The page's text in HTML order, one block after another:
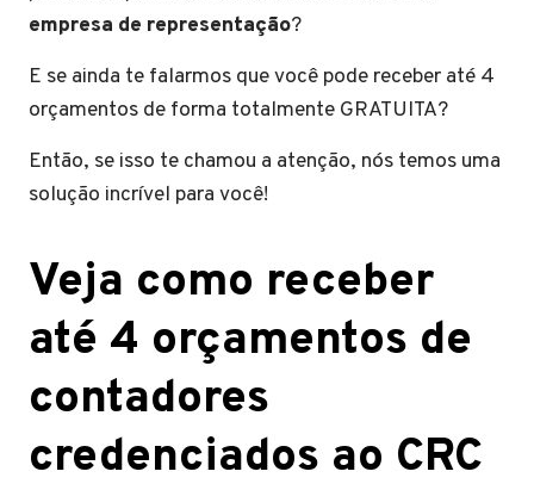
empresa de representação?
E se ainda te falarmos que você pode receber até 4
orçamentos de forma totalmente GRATUITA?
Então, se isso te chamou a atenção, nós temos uma
solução incrível para você!
Veja como receber
até 4 orçamentos de
contadores
credenciados ao CRC